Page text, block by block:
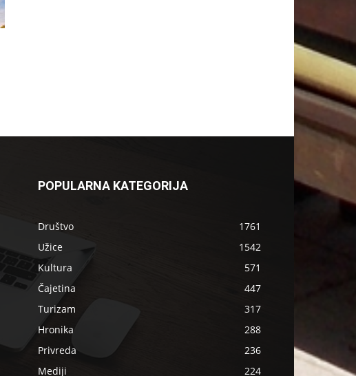
POPULARNA KATEGORIJA
Društvo
1761
Užice
1542
Kultura
571
Čajetina
447
Turizam
317
Hronika
288
Privreda
236
Mediji
224